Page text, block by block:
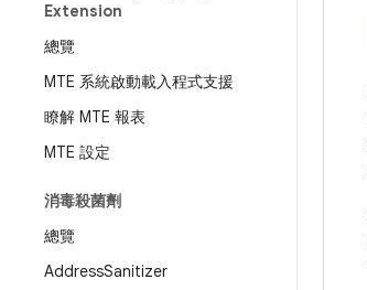
Extension
總覽
MTE 系統啟動載入程式支援
瞭解 MTE 報表
MTE 設定
消毒殺菌劑
總覽
AddressSanitizer